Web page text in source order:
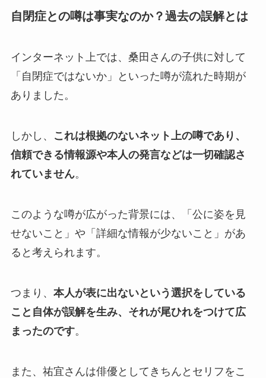
自閉症との噂は事実なのか？過去の誤解とは
インターネット上では、桑田さんの子供に対して
「自閉症ではないか」といった噂が流れた時期が
ありました。
しかし、
これは根拠のないネット上の噂であり、
信頼できる情報源や本人の発言などは一切確認さ
れていません。
このような噂が広がった背景には、「公に姿を見
せないこと」や「詳細な情報が少ないこと」があ
ると考えられます。
つまり、 本人が表に出ないという選択をしている
こと自体が誤解を生み、それが尾ひれをつけて広
まったのです。
また、祐宜さんは俳優としてきちんとセリフをこ